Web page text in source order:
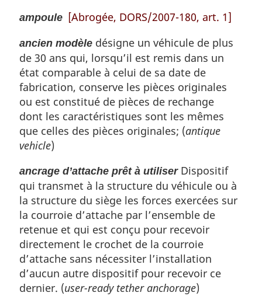
ampoule [Abrogée, DORS/2007-180, art. 1]
ancien modèle désigne un véhicule de plus
de 30 ans qui, lorsqu’il est remis dans un
état comparable à celui de sa date de
fabrication, conserve les pièces originales
ou est constitué de pièces de rechange
dont les caractéristiques sont les mêmes
que celles des pièces originales; (antique
vehicle)
ancrage d’attache prêt à utiliserDispositif
qui transmet à la structure du véhicule ou à
la structure du siège les forces exercées sur
la courroie d’attache par l’ensemble de
retenue et qui est conçu pour recevoir
directement le crochet de la courroie
d’attache sans nécessiter l’installation
d’aucun autre dispositif pour recevoir ce
dernier. (user-ready tether anchorage)